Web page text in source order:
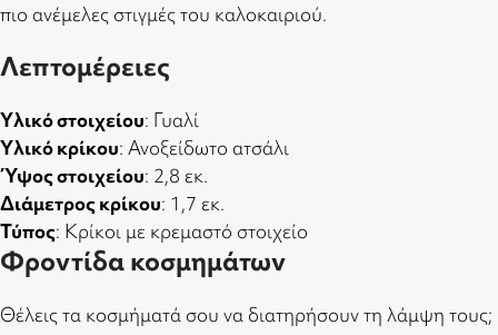
πιο ανέμελες στιγμές του καλοκαιριού.
Λεπτομέρειες
Υλικό στοιχείου: Γυαλί
Υλικό κρίκου: Ανοξείδωτο ατσάλι
Ύψος στοιχείου: 2,8 εκ.
Διάμετρος κρίκου: 1,7 εκ.
Τύπος: Κρίκοι με κρεμαστό στοιχείο
Φροντίδα κοσμημάτων
Θέλεις τα κοσμήματά σου να διατηρήσουν τη λάμψη τους;